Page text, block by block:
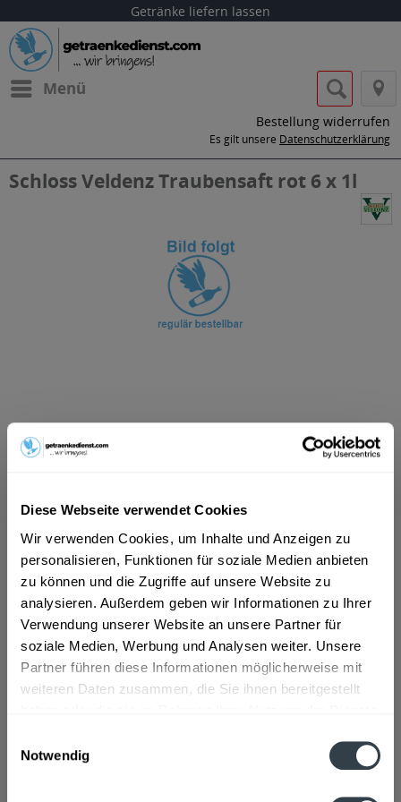
Diese Webseite verwendet Cookies
Wir verwenden Cookies, um Inhalte und Anzeigen zu
personalisieren, Funktionen für soziale Medien anbieten
zu können und die Zugriffe auf unsere Website zu
analysieren. Außerdem geben wir Informationen zu Ihrer
Verwendung unserer Website an unsere Partner für
soziale Medien, Werbung und Analysen weiter. Unsere
Partner führen diese Informationen möglicherweise mit
weiteren Daten zusammen, die Sie ihnen bereitgestellt
Notwendig
Getränke liefern lassen
Menü
Bestellung widerrufen
Es gilt unsere Datenschutzerklärung
Schloss Veldenz Traubensaft rot 6 x 1l
ab 13,49 € *
Vorrätig
MEHRWEG
+2,40 € Pfand
In den Warenkorb
Artikel-Nr.:
32847
Verfügbar in: